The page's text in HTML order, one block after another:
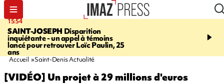
15:54
SAINT-JOSEPH Disparition
inquiétante - un appel à témoins
lancé pour retrouver Loïc Paulin, 25
ans
17:52
dimanche pour
Accueil Saint-Denis Actualité
[VIDÉO] Un projet à 29 millions d'euros